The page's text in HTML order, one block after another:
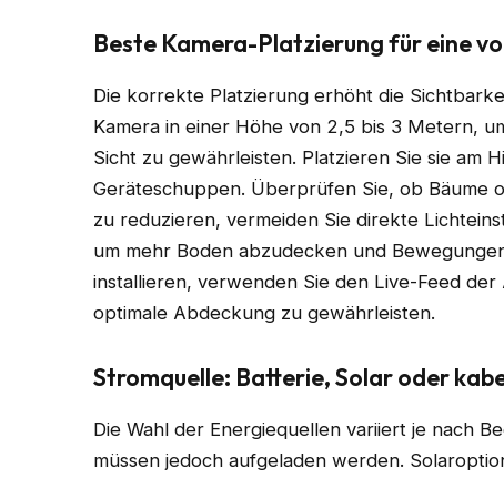
Beste Kamera-Platzierung für eine
Die korrekte Platzierung erhöht die
Kamera in einer Höhe von 2,5 bis 3 Metern,
Sicht zu gewährleisten. Platzieren Sie sie am
Geräteschuppen. Überprüfen Sie, ob Bäume
zu reduzieren, vermeiden Sie direkte
um mehr Boden abzudecken und
installieren, verwenden Sie den Live-Feed
optimale Abdeckung zu gewährleisten.
Stromquelle: Batterie, Solar oder
Die Wahl der Energiequellen variiert je nach
müssen jedoch aufgeladen werden.